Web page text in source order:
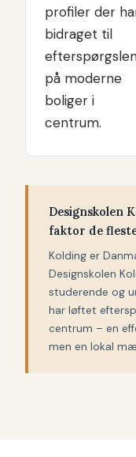
profiler der
bidraget til
på moderne
boliger i
centrum.
Designskolen
faktor de
Kolding er
Designskolen
studerende og
har løftet
centrum – en
men en lokal